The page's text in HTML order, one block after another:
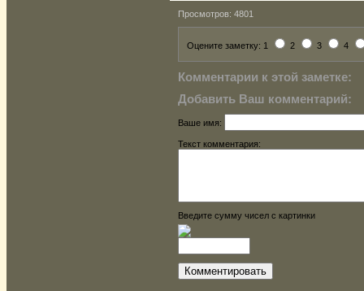
Просмотров: 4801
Оцените заметку: 1 2 3 4
Комментарии к этой заметке:
Добавить Ваш комментарий:
Ваше имя:
Текст комментария:
Введите сумму чисел с картинки